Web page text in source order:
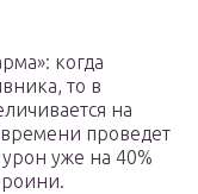
когда
то в
на
проведет
уже на 40%